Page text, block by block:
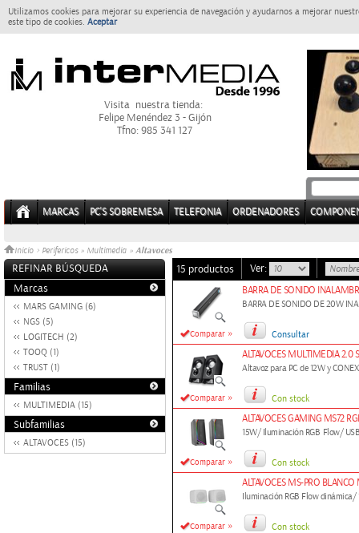
Utilizamos cookies para mejorar su experiencia de navegación y ayudarnos a mejorar
este tipo de cookies. Aceptar
Visita nuestra tienda:
Felipe Menéndez 3 - Gijón
Tfno: 985 341 127
MARCAS PC'S SOBREMESA TELEFONIA ORDENADORES
Inicio > Perifericos » Multimedia » Altavoces
REFINAR BÚSQUEDA
Marcas
MARS GAMING (6)
NGS (5)
LOGITECH (2)
TOOQ (1)
TRUST (1)
Familias
MULTIMEDIA (15)
Subfamilias
ALTAVOCES (15)
15 productos Ver:
Comparar »
BARRA DE SONIDO
BARRA DE SONIDO DE 20W
Consultar
Comparar »
ALTAVOCES MULTIMEDIA 2.0
Altavoz para PC de 12W y
Con stock
Comparar »
ALTAVOCES GAMING MS72
15W/ Iluminación RGB Flow/
Con stock
Comparar »
ALTAVOCES MS-PRO
Iluminación RGB Flow
Con stock